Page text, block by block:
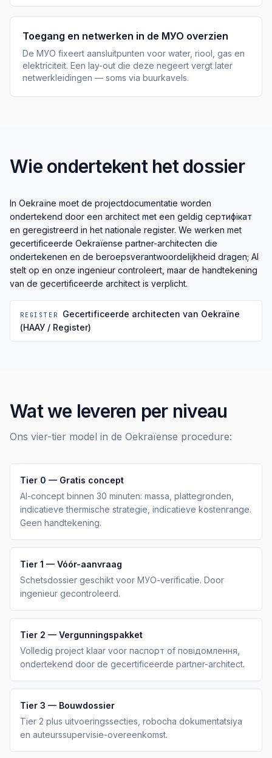
Toegang en netwerken in de МУО overzien
De МУО fixeert aansluitpunten voor water, riool, gas en
elektriciteit. Een lay-out die deze negeert vergt later
netwerkleidingen — soms via buurkavels.
Wie ondertekent het dossier
In Oekraïne moet de projectdocumentatie worden
ondertekend door een architect met een geldig сертифікат
en geregistreerd in het nationale register. We werken met
gecertificeerde Oekraïense partner-architecten die
ondertekenen en de beroepsverantwoordelijkheid dragen; AI
stelt op en onze ingenieur controleert, maar de handtekening
van de gecertificeerde architect is verplicht.
REGISTER
Gecertificeerde architecten van Oekraïne
(НААУ / Register)
Wat we leveren per niveau
Ons vier-tier model in de Oekraïense procedure:
Tier 0 — Gratis concept
AI-concept binnen 30 minuten: massa, plattegronden,
indicatieve thermische strategie, indicatieve kostenrange.
Geen handtekening.
Tier 1 — Vóór-aanvraag
Schetsdossier geschikt voor МУО-verificatie. Door
ingenieur gecontroleerd.
Tier 2 — Vergunningspakket
Volledig project klaar voor паспорт of повідомлення,
ondertekend door de gecertificeerde partner-architect.
Tier 3 — Bouwdossier
Tier 2 plus uitvoeringssecties, robocha dokumentatsiya
en auteurssupervisie-overeenkomst.